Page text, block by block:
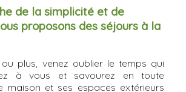
de la simplicité et de
proposons des séjours à la
plus, venez oublier le temps qui
à vous et savourez en toute
maison et ses espaces extérieurs